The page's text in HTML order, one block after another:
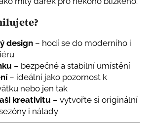
design – hodí se do moderního i
– bezpečné a stabilní umístění
– ideální jako pozornost k
nebo jen tak
kreativitu – vytvořte si originální
i nálady